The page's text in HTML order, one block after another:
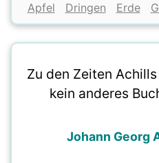
Apfel Dringen Erde
Zu den Zeiten
kein anderes
Johann Georg